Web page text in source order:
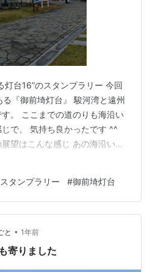
灯台16”のスタンプラリー 今回
『御前埼灯台』 駿河湾と遠州
。 ここまでの道のりも海沿い
で、 気持ち良かったです ^^
望はこんな感じ あの海沿いの
基、折り返しです v^^v さて
でも、残りは結構遠いからな
の各カテゴリランキングです
ちらもご覧ください。 by あ
タンプラリー #御前埼灯台
と • 1年前
寄りました